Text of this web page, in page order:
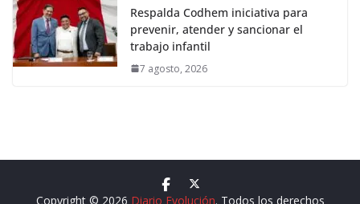
Respalda Codhem iniciativa para
prevenir, atender y sancionar el
trabajo infantil
7 agosto, 2026
Copyright © 2026 Diario Evolución. Todos los derechos